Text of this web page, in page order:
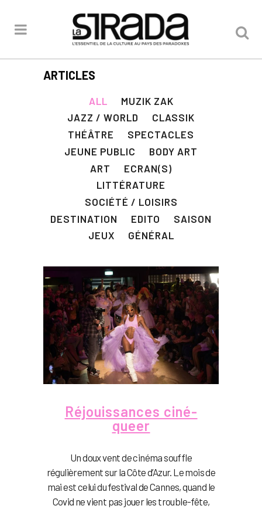
ARTICLES
ALL
MUZIK ZAK
JAZZ / WORLD
CLASSIK
THÉÂTRE
SPECTACLES
JEUNE PUBLIC
BODY ART
ART
ECRAN(S)
LITTÉRATURE
SOCIÉTÉ / LOISIRS
DESTINATION
EDITO
SAISON
JEUX
GÉNÉRAL
Réjouissances ciné-
queer
Un doux vent de cinéma souffle
régulièrement sur la Côte d’Azur. Le mois de
mai est celui du festival de Cannes, quand le
Covid ne vient pas jouer les trouble-fête,